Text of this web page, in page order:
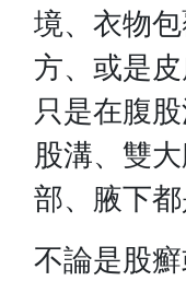
境、衣物
方、或是
只是在腹
股溝、雙
部、腋下都
不論是股